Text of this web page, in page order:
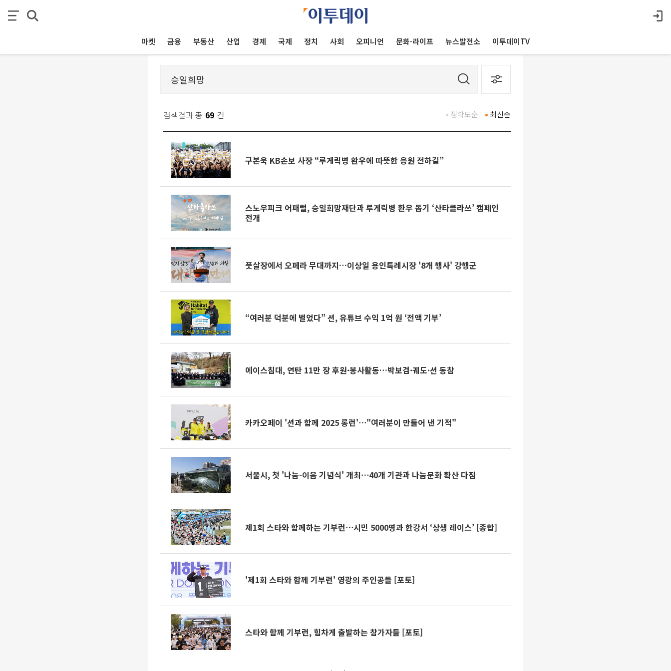
마켓 금융 부동산 산업 경제 국제 정치 사회 오피니언 문화·라이프 뉴스발전소 이투데이TV
검색결과 총 69 건 최신순
정확도순
구본욱 KB손보 사장 “루게릭병 환우에 따뜻한 응원 전하길”
스노우피크 어패럴, 승일희망재단과 루게릭병 환우 돕기 ‘산타클라쓰’ 캠페인
전개
풋살장에서 오페라 무대까지…이상일 용인특례시장 '8개 행사' 강행군
“여러분 덕분에 벌었다” 션, 유튜브 수익 1억 원 ‘전액 기부’
에이스침대, 연탄 11만 장 후원·봉사활동…박보검·궤도·션 동참
카카오페이 '션과 함께 2025 롱런'⋯"여러분이 만들어 낸 기적"
서울시, 첫 '나눔-이음 기념식' 개최⋯40개 기관과 나눔문화 확산 다짐
제1회 스타와 함께하는 기부런⋯시민 5000명과 한강서 ‘상생 레이스’ [종합]
'제1회 스타와 함께 기부런' 영광의 주인공들 [포토]
스타와 함께 기부런, 힘차게 출발하는 참가자들 [포토]